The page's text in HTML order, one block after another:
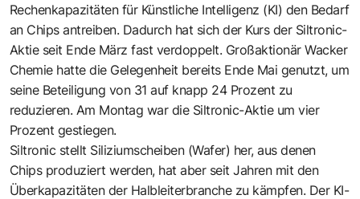
Rechenkapazitäten für Künstliche Intelligenz (KI) den Bedarf
an Chips antreiben. Dadurch hat sich der Kurs der Siltronic-
Aktie seit Ende März fast verdoppelt. Großaktionär Wacker
Chemie hatte die Gelegenheit bereits Ende Mai genutzt, um
seine Beteiligung von 31 auf knapp 24 Prozent zu
reduzieren. Am Montag war die Siltronic-Aktie um vier
Prozent gestiegen.
Siltronic stellt Siliziumscheiben (Wafer) her, aus denen
Chips produziert werden, hat aber seit Jahren mit den
Überkapazitäten der Halbleiterbranche zu kämpfen. Der KI-